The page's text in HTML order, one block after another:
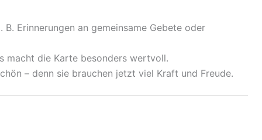
Erinnerungen an gemeinsame Gebete oder
macht die Karte besonders wertvoll.
– denn sie brauchen jetzt viel Kraft und Freude.